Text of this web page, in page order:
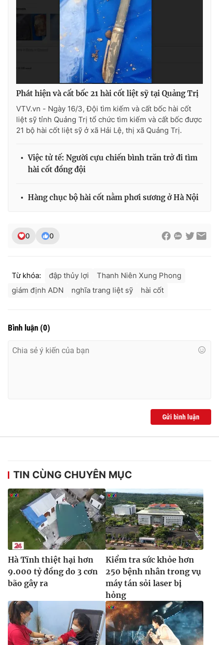
Ðiện thoại Thời báo VTV: 024.66 897 897
toasoan@vtv.vn
Liên hệ quảng cáo: 024-7300.7108
® Cấm sao chép dưới mọi hình thức nếu không có sự chấp
Phát hiện và cất bốc 21 hài cốt liệt sỹ tại Quảng Trị
VTV.vn - Ngày 16/3, Đội tìm kiếm và cất bốc hài cốt
liệt sỹ tỉnh Quảng Trị tổ chức tìm kiếm và cất bốc được
21 bộ hài cốt liệt sỹ ở xã Hải Lệ, thị xã Quảng Trị.
Việc tử tế: Người cựu chiến bình trăn trở đi tìm
hài cốt đồng đội
Hàng chục bộ hài cốt nằm phơi sương ở Hà Nội
0 0
Từ khóa: đập thủy lợi
Thanh Niên Xung Phong
giám định ADN
nghĩa trang liệt sỹ hài cốt
Bình luận (0)
Gửi bình luận
TIN CÙNG CHUYÊN MỤC
Hà Tĩnh thiệt hại hơn
9.000 tỷ đồng do 3 cơn
bão gây ra
Kiểm tra sức khỏe hơn
250 bệnh nhân trong vụ
máy tán sỏi laser bị
hỏng